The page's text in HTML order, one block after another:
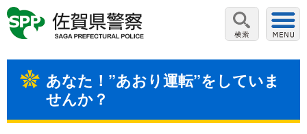
あなた！”あおり運転”をしていま
せんか？